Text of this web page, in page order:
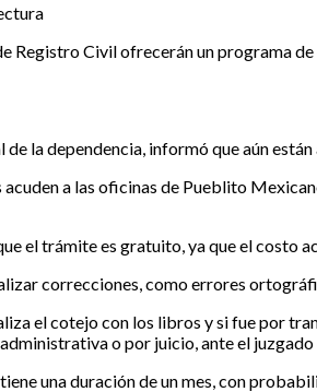
Registro Civil ofrecerán un programa
la dependencia, informó que aún
acuden a las oficinas de Pueblito
el trámite es gratuito, ya que el costo
correcciones, como errores
el cotejo con los libros y si fue por
o por juicio, ante el juzgado
una duración de un mes, con